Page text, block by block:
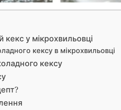
у мікрохвильовці
кексу в мікрохвильовці
кексу